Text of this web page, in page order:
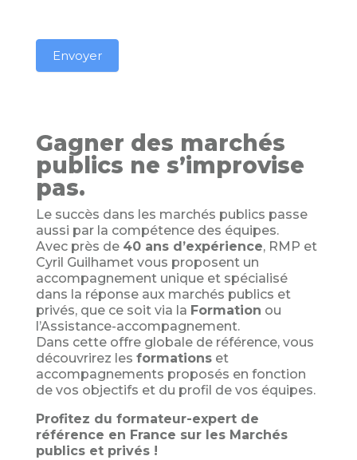
Envoyer
Gagner des marchés
publics ne s’improvise
pas.
Le succès dans les marchés publics passe
aussi par la compétence des équipes.
Avec près de 40 ans d’expérience, RMP et
Cyril Guilhamet vous proposent un
accompagnement unique et spécialisé
dans la réponse aux marchés publics et
privés, que ce soit via la Formation ou
l’Assistance-accompagnement.
Dans cette offre globale de référence, vous
découvrirez les formationset
accompagnements proposés en fonction
de vos objectifs et du profil de vos équipes.
Profitez du formateur-expert de
référence en France sur les Marchés
publics et privés !